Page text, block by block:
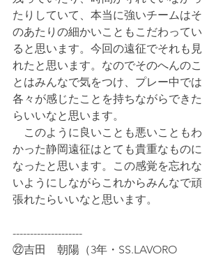
たりしていて、本当に強いチームはそ
のあたりの細かいこともこだわってい
ると思います。今回の遠征でそれも見
れたと思います。なのでそのへんのこ
とはみんなで気をつけ、プレー中では
各々が感じたことを持ちながらできた
らいいなと思います。
このように良いことも悪いこともわ
かった静岡遠征はとても貴重なものに
なったと思います。この感覚を忘れな
いようにしながらこれからみんなで頑
張れたらいいなと思います。
--------------------
㉒吉田　朝陽（3年・SS.LAVORO